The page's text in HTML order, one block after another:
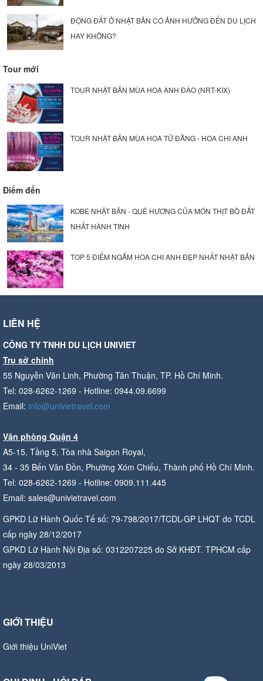
ĐỘNG ĐẤT Ở NHẬT BẢN CÓ ẢNH HƯỞNG ĐẾN DU LỊCH
HAY KHÔNG?
Tour mới
TOUR NHẬT BẢN MÙA HOA ANH ĐÀO (NRT-KIX)
TOUR NHẬT BẢN MÙA HOA TỬ ĐẰNG - HOA CHI ANH
Điểm đến
KOBE NHẬT BẢN - QUÊ HƯƠNG CỦA MÓN THỊT BÒ ĐẮT
NHẤT HÀNH TINH
TOP 5 ĐIỂM NGẮM HOA CHI ANH ĐẸP NHẤT NHẬT BẢN
LIÊN HỆ
CÔNG TY TNHH DU LỊCH UNIVIET
Trụ sở chính
55 Nguyễn Văn Linh, Phường Tân Thuận, TP. Hồ Chí Minh.
Tel: 028-6262-1269 - Hotline: 0944.09.6699
Email: info@univietravel.com
Văn phòng Quận 4
A5-15, Tầng 5, Tòa nhà Saigon Royal,
34 - 35 Bến Vân Đồn, Phường Xóm Chiếu, Thành phố Hồ Chí Minh.
Tel: 028-6262-1269 - Hotline: 0909.111.445
Email: sales@univietravel.com
GPKD Lữ Hành Quốc Tế số: 79-798/2017/TCDL-GP LHQT do TCDL
cấp ngày 28/12/2017
GPKD Lữ Hành Nội Địa số: 0312207225 do Sở KHĐT. TPHCM cấp
ngày 28/03/2013
GIỚI THIỆU
Giới thiệu UniViet